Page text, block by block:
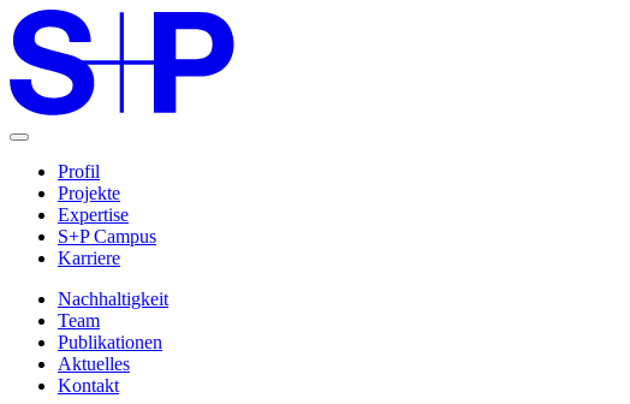
Profil
Projekte
Expertise
S+P Campus
Karriere
Nachhaltigkeit
Team
Publikationen
Aktuelles
Kontakt